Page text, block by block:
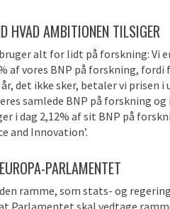
HVAD AMBITIONEN TILSIGER
alt for lidt på forskning: Vi
af vores BNP på forskning,
det ikke sker, betaler vi prisen
samlede BNP på forskning
i dag 2,12% af sit BNP på
and Innovation’.
PARLAMENTET
ramme, som stats- og
Parlamentet skal vedtage